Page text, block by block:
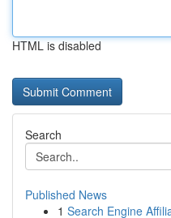
HTML is disabled
Search
Published News
1 Search Engine